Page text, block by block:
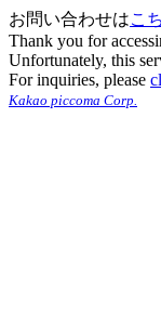
お問い合わせはこ
Thank you for
Unfortunately, this
For inquiries, please
Kakao piccoma Corp.